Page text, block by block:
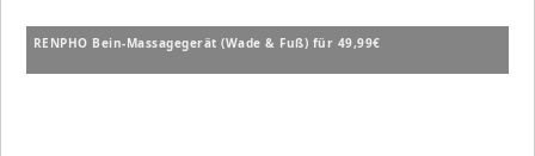
RENPHO Bein-Massagegerät (Wade & Fuß) für 49,99€